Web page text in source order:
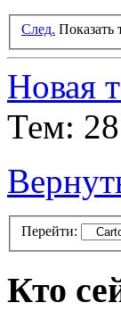
След. Показать
Новая
Тем:
Перейти:
Кто